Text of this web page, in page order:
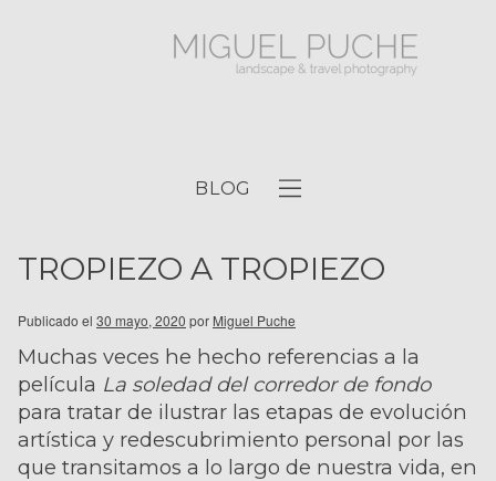
BLOG
TROPIEZO A TROPIEZO
Publicado el 30 mayo, 2020 por Miguel Puche
Muchas veces he hecho referencias a la
película La soledad del corredor de fondo
para tratar de ilustrar las etapas de evolución
artística y redescubrimiento personal por las
que transitamos a lo largo de nuestra vida, en